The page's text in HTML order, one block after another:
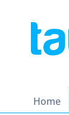
Home